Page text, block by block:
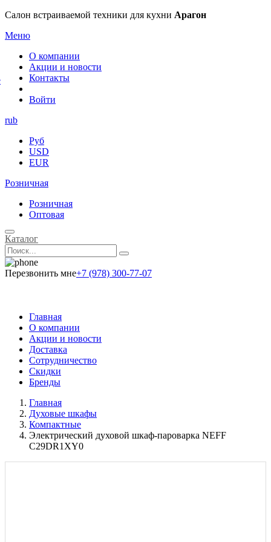
Салон встраиваемой техники для кухни Арагон
Меню
О компании
Акции и новости
Контакты
Войти
rub
Руб
USD
EUR
Розничная
Розничная
Оптовая
Каталог
Перезвонить мне+7 (978) 300-77-07
Главная
О компании
Акции и новости
Доставка
Сотрудничество
Скидки
Бренды
Главная
Духовые шкафы
Компактные
Электрический духовой шкаф-пароварка NEFF
C29DR1XY0